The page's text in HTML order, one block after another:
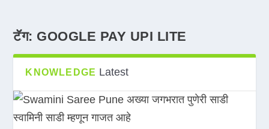
टॅग: GOOGLE PAY UPI LITE
KNOWLEDGE Latest